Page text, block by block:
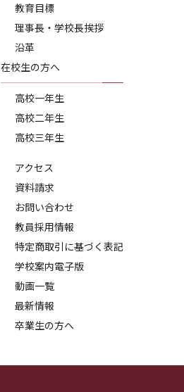
教育目標
理事長・学校長挨拶
沿革
在校生の方へ
高校一年生
高校二年生
高校三年生
アクセス
資料請求
お問い合わせ
教員採用情報
特定商取引に基づく表記
学校案内電子版
動画一覧
最新情報
卒業生の方へ